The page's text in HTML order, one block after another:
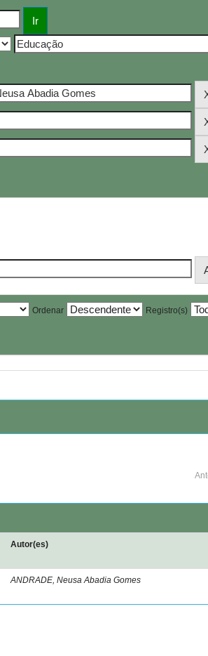
Ordenar Registro(s)
Autor(es)
ANDRADE, Neusa Abadia Gomes